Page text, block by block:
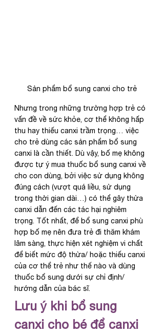
Sản phẩm bổ sung canxi cho trẻ
Nhưng trong những trường hợp trẻ có
vấn đề về sức khỏe, cơ thể không hấp
thu hay thiếu canxi trầm trọng… việc
cho trẻ dùng các sản phẩm bổ sung
canxi là cần thiết. Dù vậy, bố mẹ không
được tự ý mua thuốc bổ sung canxi về
cho con dùng, bởi việc sử dụng không
đúng cách (vượt quá liều, sử dụng
trong thời gian dài…) có thể gây thừa
canxi dẫn đến các tác hại nghiêm
trọng. Tốt nhất, để bổ sung canxi phù
hợp bố mẹ nên đưa trẻ đi thăm khám
lâm sàng, thực hiện xét nghiệm vi chất
để biết mức độ thừa/ hoặc thiếu canxi
của cơ thể trẻ như thế nào và dùng
thuốc bổ sung dưới sự chỉ định/
hướng dẫn của bác sĩ.
Lưu ý khi bổ sung
canxi cho bé để canxi